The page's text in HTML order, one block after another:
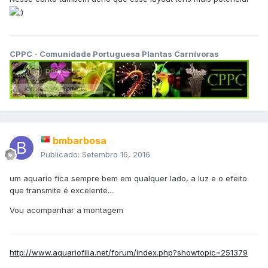
CPPC - Comunidade Portuguesa Plantas Carnívoras
bmbarbosa
Publicado: Setembro 16, 2016
um aquario fica sempre bem em qualquer lado, a luz e o efeito
que transmite é excelente....
Vou acompanhar a montagem
http://www.aquariofilia.net/forum/index.php?showtopic=251379